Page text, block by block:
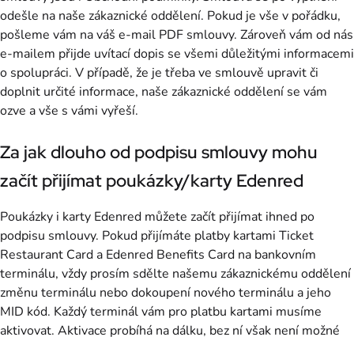
odešle na naše zákaznické oddělení. Pokud je vše v pořádku,
pošleme vám na váš e-mail PDF smlouvy. Zároveň vám od nás
e-mailem přijde uvítací dopis se všemi důležitými informacemi
o spolupráci. V případě, že je třeba ve smlouvě upravit či
doplnit určité informace, naše zákaznické oddělení se vám
ozve a vše s vámi vyřeší.
Za jak dlouho od podpisu smlouvy mohu
začít přijímat poukázky/karty Edenred
Poukázky i karty Edenred můžete začít přijímat ihned po
podpisu smlouvy. Pokud přijímáte platby kartami Ticket
Restaurant Card a Edenred Benefits Card na bankovním
terminálu, vždy prosím sdělte našemu zákaznickému oddělení
změnu terminálu nebo dokoupení nového terminálu a jeho
MID kód. Každý terminál vám pro platbu kartami musíme
aktivovat. Aktivace probíhá na dálku, bez ní však není možné